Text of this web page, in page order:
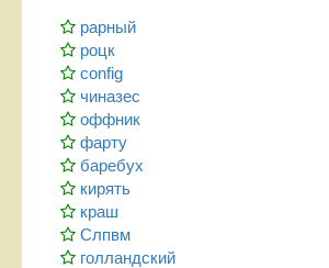
рарный
роцк
config
чиназес
оффник
фарту
баребух
кирять
краш
Слпвм
голландский